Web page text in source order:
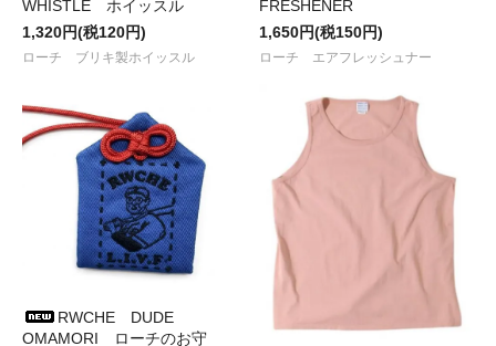
●2023/10/ 7BALLISTICS
IBS CASE、SMOKE
GRENADE CAPが入荷しました
●2023/ 9/21PAPERSKY WEAR
からwith Jackie Boy Slim &
シャツ、バンダナ、パーカ、トート
が入荷しま
した
●2023/ 9/16PAPERSKY ステッカー、PINS、本など
荷しました
●2023/ 9/ 538exploreから
38CROWN上下セット、両ネジ、
38HOOKなどが入荷しました
●2023/ 9/ 4BALLISTICS
MINI TABLE CASE、MULTI
COVERなどが入荷しました
●2023/ 9/ 1JHQの新商品 鉄板マルチグリドル25cm
が入荷で
38CROWN上下セット、ステッカ
ー、ワッペンなどが入荷しました
WHISTLE ホイッスル
1,320円(税120円)
ローチ ブリキ製ホイッスル
FRESHENER
1,650円(税150円)
ローチ エアフレッシュナー
RWCHE DUDE
OMAMORI ローチのお守